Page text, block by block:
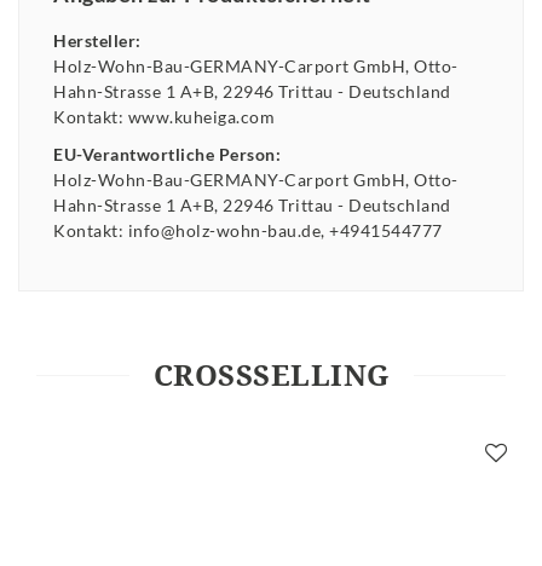
Hersteller:
Holz-Wohn-Bau-GERMANY-Carport GmbH Otto-
Hahn-Strasse 1 A+B 22946 Trittau
Deutschland
Kontakt: www.kuheiga.com
EU-Verantwortliche Person:
Holz-Wohn-Bau-GERMANY-Carport GmbH Otto-
Hahn-Strasse 1 A+B 22946 Trittau
Deutschland
Kontakt: info@holz-wohn-bau.de +4941544777
CROSSSELLING